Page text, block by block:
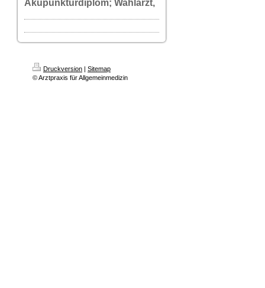
Akupunkturdiplom; Wahlarzt,
Druckversion | Sitemap
© Arztpraxis für Allgemeinmedizin